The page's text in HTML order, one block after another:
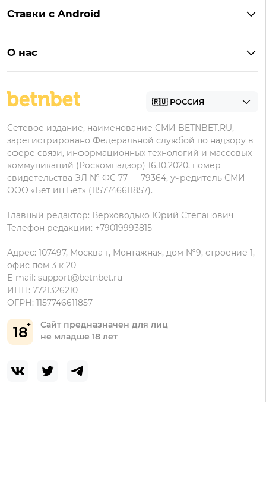
Пари
Леон
Zenit
Бонусы Леон
БК для ставок с мобильного
Ставки с Android
Фонбет на Андроид
Олимп на Андроид
О нас
Пользовательское соглашение
данных
18
Сайт предназначен для лиц
не младше 18 лет
Сетевое издание, наименование СМИ BETNBET.RU,
зарегистрировано Федеральной службой по надзору в
сфере связи, информационных технологий и массовых
коммуникаций (Роскомнадзор) 16.10.2020, номер
свидетельства ЭЛ № ФС 77 — 79364, учредитель СМИ —
ООО «Бет ин Бет» (1157746611857).
Главный редактор: Верховодько Юрий Степанович
Телефон редакции: +79019993815
Адрес: 107497, Москва г, Монтажная, дом №9, строение 1,
офис пом 3 к 20
E-mail: support@betnbet.ru
ИНН: 7721326210
ОГРН: 1157746611857